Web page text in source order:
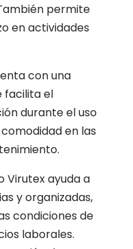
permite
en actividades
con una
facilita el
durante el uso
en las
Virutex ayuda a
y organizadas,
condiciones de
laborales.